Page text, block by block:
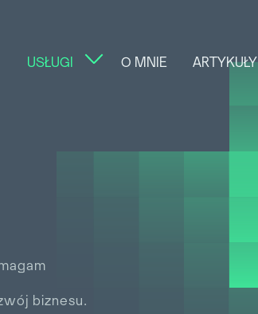
USŁUGI O MNIE ARTYKUŁY
biznesu.